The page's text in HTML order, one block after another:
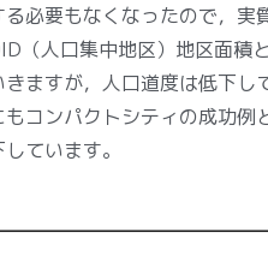
必要もなくなったので，
（人口集中地区）地区面積
ますが，人口道度は低下
コンパクトシティの成功
ています。